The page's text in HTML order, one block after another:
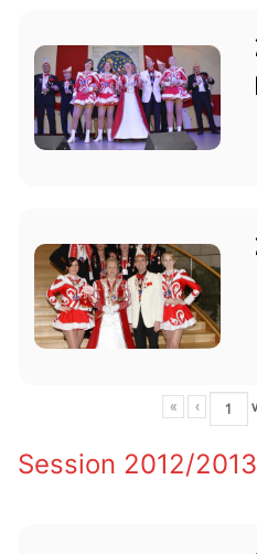
« ‹
Session 2012/2013